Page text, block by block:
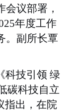
议部署，
年度工作
。副所长覃
科技引领 绿
碳科技自立
指出，在院